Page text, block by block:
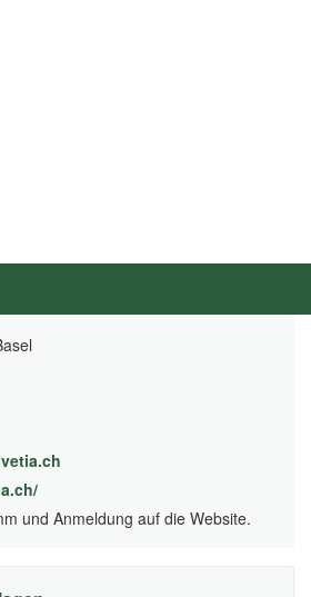
und Anmeldung auf die Website.